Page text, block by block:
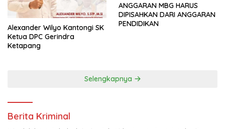
Alexander Wilyo Kantongi SK
Ketua DPC Gerindra
Ketapang
ANGGARAN MBG HARUS
DIPISAHKAN DARI ANGGARAN
PENDIDIKAN
Selengkapnya
Berita Kriminal